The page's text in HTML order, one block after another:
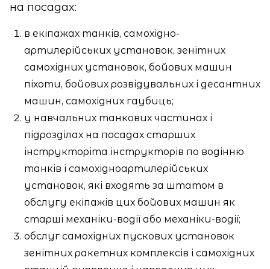
на посадах:
в екіпажах танків, самохідно-
артилерійських установок, зенітних
самохідних установок, бойових машин
піхоти, бойових розвідувальних і десантних
машин, самохідних гаубиць;
у навчальних танкових частинах і
підрозділах на посадах старших
інструкторіта інструкторів по водінню
танків і самохідноартилерійських
установок, які входять за штатом в
обслугу екіпажів цих бойових машин як
старші механіки-водії або механіки-водії;
обслуг самохідних пускових установок
зенітних ракетних комплексів і самохідних